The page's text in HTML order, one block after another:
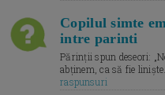
Copilul simte
intre parinti
Părinții spun deseori:
abținem, ca să fie
raspunsuri